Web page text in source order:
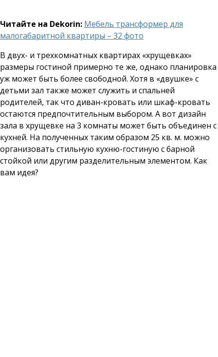
Читайте на Dekorin: Мебель трансформер для
малогабаритной квартиры – 32 фото
В двух- и трехкомнатных квартирах «хрущевках»
размеры гостиной примерно те же, однако планировка
уж может быть более свободной. Хотя в «двушке» с
детьми зал также может служить и спальней
родителей, так что диван-кровать или шкаф-кровать
остаются предпочтительным выбором. А вот дизайн
зала в хрущевке на 3 комнаты может быть объединен с
кухней. На полученных таким образом 25 кв. м. можно
организовать стильную кухню-гостиную с барной
стойкой или другим разделительным элементом. Как
вам идея?